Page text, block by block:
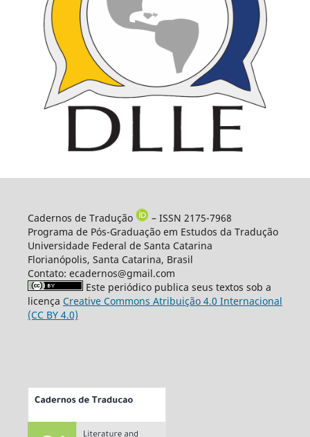
Cadernos de Tradução
– ISSN 2175-7968
Programa de Pós-Graduação em Estudos da Tradução
Universidade Federal de Santa Catarina
Florianópolis, Santa Catarina, Brasil
Contato: ecadernos@gmail.com
Este periódico publica seus textos sob a
licença Creative Commons Atribuição 4.0 Internacional
(CC BY 4.0)